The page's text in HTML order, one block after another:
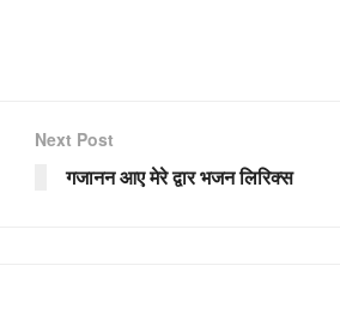
Next Post
गजानन आए मेरे द्वार भजन लिरिक्स